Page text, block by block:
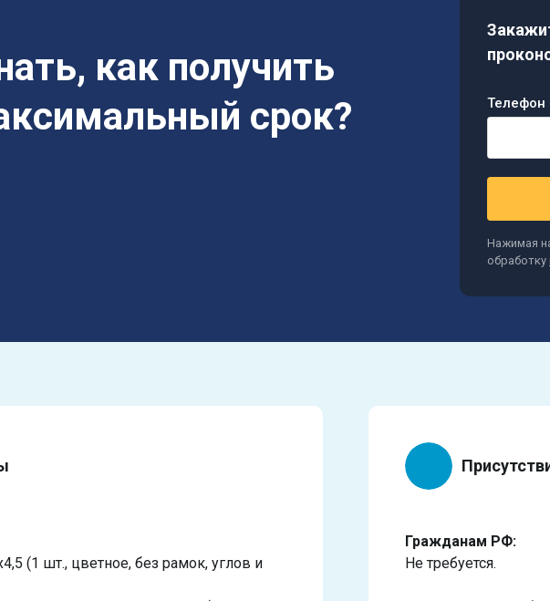
как получить
срок?
Телефон
Нажимая
обработку
(1 шт., цветное, без рамок, углов и
Гражданам РФ:
Не требуется.